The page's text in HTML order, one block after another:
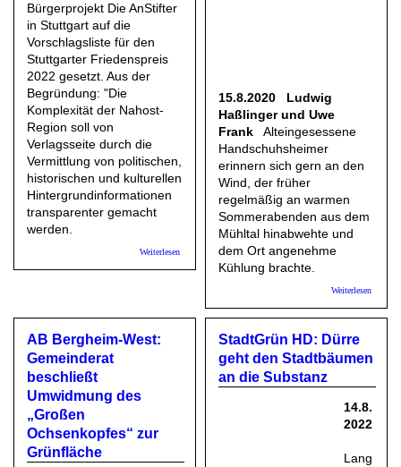
Bürgerprojekt Die AnStifter
in Stuttgart auf die
Vorschlagsliste für den
Stuttgarter Friedenspreis
2022 gesetzt. Aus der
Begründung: "Die
Komplexität der Nahost-
Region soll von
Verlagsseite durch die
Vermittlung von politischen,
historischen und kulturellen
Hintergrundinformationen
transparenter gemacht
werden.
Weiterlesen über "Ein Verleger für Verständigung"
15.8.2020 Ludwig
Haßlinger und Uwe
Frank Alteingesessene
Handschuhsheimer
erinnern sich gern an den
Wind, der früher
regelmäßig an warmen
Sommerabenden aus dem
Mühltal hinabwehte und
dem Ort angenehme
Kühlung brachte.
Weiterlesen
AB Bergheim-West:
Gemeinderat
beschließt
Umwidmung des
„Großen
Ochsenkopfes“ zur
Grünfläche
StadtGrün HD: Dürre
geht den Stadtbäumen
an die Substanz
14.8.
2022
Lang